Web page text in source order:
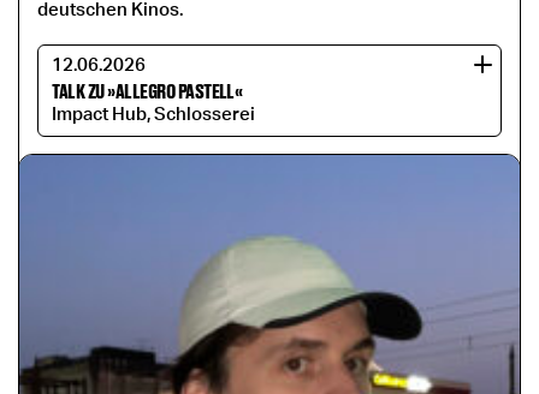
deutschen Kinos.
12.06.2026
TALK ZU »ALLEGRO PASTELL«
Impact Hub, Schlosserei